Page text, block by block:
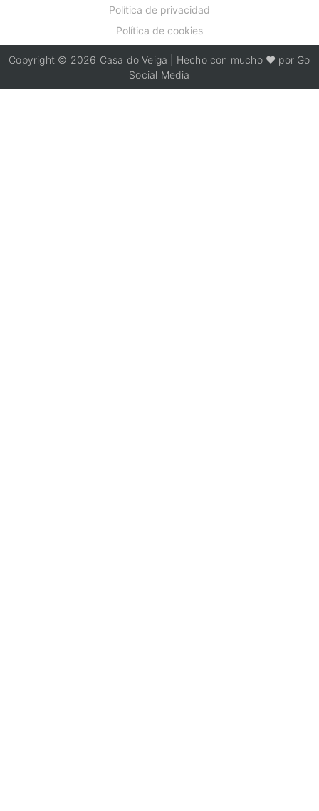
Política de privacidad
Política de cookies
Copyright © 2026 Casa do Veiga | Hecho con mucho ❤️ por Go
Social Media